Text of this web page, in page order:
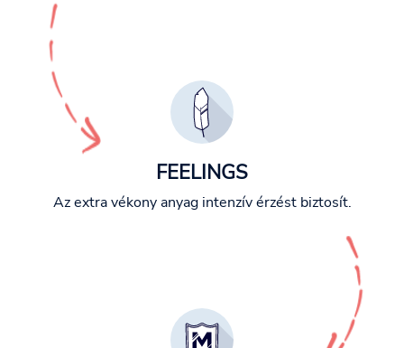
FEELINGS
Az extra vékony anyag intenzív érzést biztosít.